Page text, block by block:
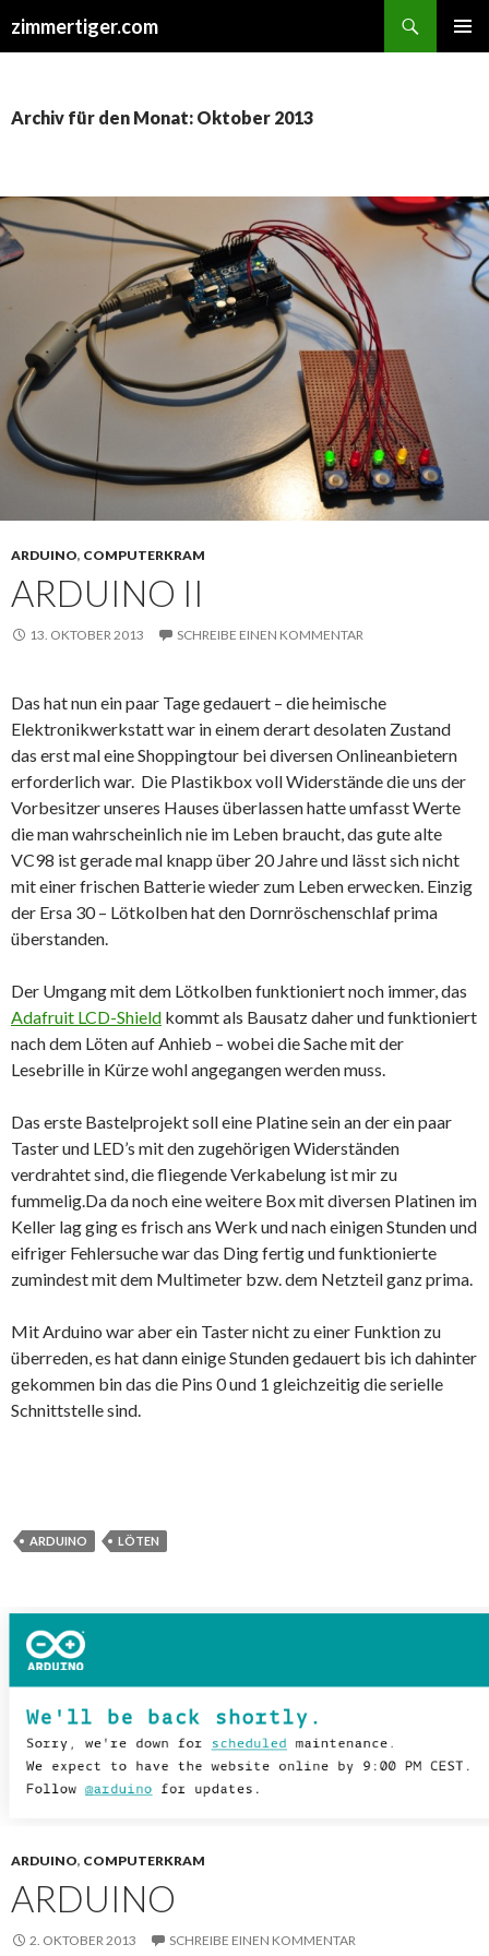
zimmertiger.com
Archiv für den Monat: Oktober 2013
ARDUINO, COMPUTERKRAM
ARDUINO II
13. OKTOBER 2013 SCHREIBE EINEN KOMMENTAR
Das hat nun ein paar Tage gedauert – die heimische
Elektronikwerkstatt war in einem derart desolaten Zustand
das erst mal eine Shoppingtour bei diversen Onlineanbietern
erforderlich war. Die Plastikbox voll Widerstände die uns der
Vorbesitzer unseres Hauses überlassen hatte umfasst Werte
die man wahrscheinlich nie im Leben braucht, das gute alte
VC98 ist gerade mal knapp über 20 Jahre und lässt sich nicht
mit einer frischen Batterie wieder zum Leben erwecken. Einzig
der Ersa 30 – Lötkolben hat den Dornröschenschlaf prima
überstanden.
Der Umgang mit dem Lötkolben funktioniert noch immer, das
Adafruit LCD-Shield kommt als Bausatz daher und funktioniert
nach dem Löten auf Anhieb – wobei die Sache mit der
Lesebrille in Kürze wohl angegangen werden muss.
Das erste Bastelprojekt soll eine Platine sein an der ein paar
Taster und LED’s mit den zugehörigen Widerständen
verdrahtet sind, die fliegende Verkabelung ist mir zu
fummelig.Da da noch eine weitere Box mit diversen Platinen im
Keller lag ging es frisch ans Werk und nach einigen Stunden und
eifriger Fehlersuche war das Ding fertig und funktionierte
zumindest mit dem Multimeter bzw. dem Netzteil ganz prima.
Mit Arduino war aber ein Taster nicht zu einer Funktion zu
überreden, es hat dann einige Stunden gedauert bis ich dahinter
gekommen bin das die Pins 0 und 1 gleichzeitig die serielle
Schnittstelle sind.
ARDUINO LÖTEN
ARDUINO, COMPUTERKRAM
ARDUINO
2. OKTOBER 2013 SCHREIBE EINEN KOMMENTAR